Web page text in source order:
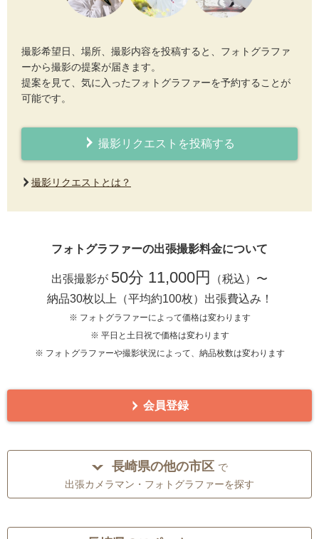
撮影希望日、場所、撮影内容を投稿すると、フォトグラファ
ーから撮影の提案が届きます。
提案を見て、気に入ったフォトグラファーを予約することが
可能です。
撮影リクエストを投稿する
撮影リクエストとは？
フォトグラファーの出張撮影料金について
出張撮影が 50分 11,000円
（税込）〜
納品30枚以上（平均約100枚）出張費込み！
※ フォトグラファーによって価格は変わります
※ 平日と土日祝で価格は変わります
※ フォトグラファーや撮影状況によって、納品枚数は変わります
会員登録
長崎県の他の市区 で
出張カメラマン・フォトグラファーを探す